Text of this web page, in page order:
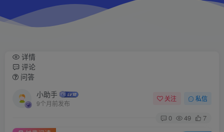
详情
评论
问答
小助手
9个月前发布
关注 私信
0 49
7